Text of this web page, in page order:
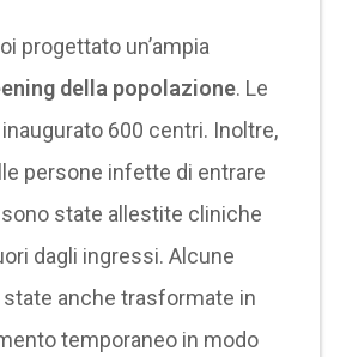
progettato un’ampia
della popolazione. Le
600 centri. Inoltre,
persone infette di entrare
state allestite cliniche
dagli ingressi. Alcune
anche trasformate in
temporaneo in modo